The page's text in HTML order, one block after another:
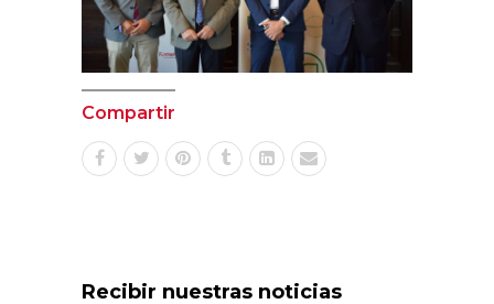
Compartir
Recibir nuestras noticias